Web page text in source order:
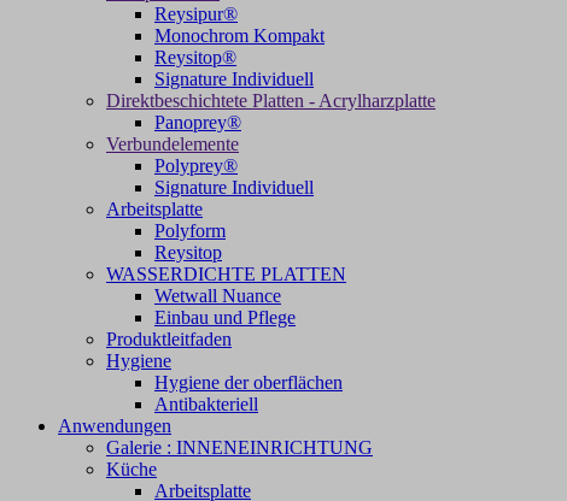
Reysipur®
Monochrom Kompakt
Reysitop®
Signature Individuell
Direktbeschichtete Platten - Acrylharzplatte
Panoprey®
Verbundelemente
Polyprey®
Signature Individuell
Arbeitsplatte
Polyform
Reysitop
WASSERDICHTE PLATTEN
Wetwall Nuance
Einbau und Pflege
Produktleitfaden
Hygiene
Hygiene der oberflächen
Antibakteriell
Anwendungen
Galerie : INNENEINRICHTUNG
Küche
Arbeitsplatte